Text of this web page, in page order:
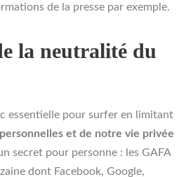
de la presse par exemple.
la neutralité du
essentielle pour surfer en limitant
et de notre vie privée
secret pour personne : les GAFA
dont Facebook, Google,